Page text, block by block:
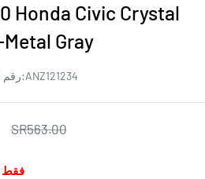
Honda Civic Crystal
Gray
رقم القطعة من المصنع:ANZ121234
السعر
SR563.00
فقط 6 وحدة متبقية